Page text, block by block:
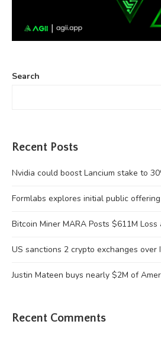
Search
Recent Posts
Nvidia could boost Lancium stake to
Formlabs explores initial public
Bitcoin Miner MARA Posts $611M
US sanctions 2 crypto exchanges over
Justin Mateen buys nearly $2M of
Recent Comments